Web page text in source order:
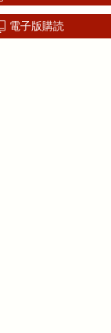
電子版購読